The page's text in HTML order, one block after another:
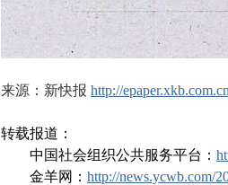
来源：新快报 http://
转载报道：
中国社会组织公共服务平台：
金羊网： http://news.ycwb.com/